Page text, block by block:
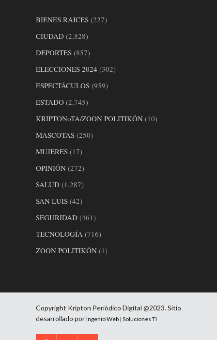
BIENES RAICES (227)
CIUDAD (2,828)
DEPORTES (857)
ELECCIONES 2024 (302)
ESPECTÁCULOS (959)
ESTADO (2,745)
KRIPTONoTA/ZOON POLITIKÓN (10)
MASCOTAS (250)
MUJERES (17)
OPINIÓN (272)
SALUD (1,287)
SAN LUIS (42)
SEGURIDAD (461)
TECNOLOGÍA (716)
ZOON POLITIKÓN (1)
Copyright Kripton Periódico Digital @2023. Sitio
desarrollado por Ingenio Web | Soluciones TI